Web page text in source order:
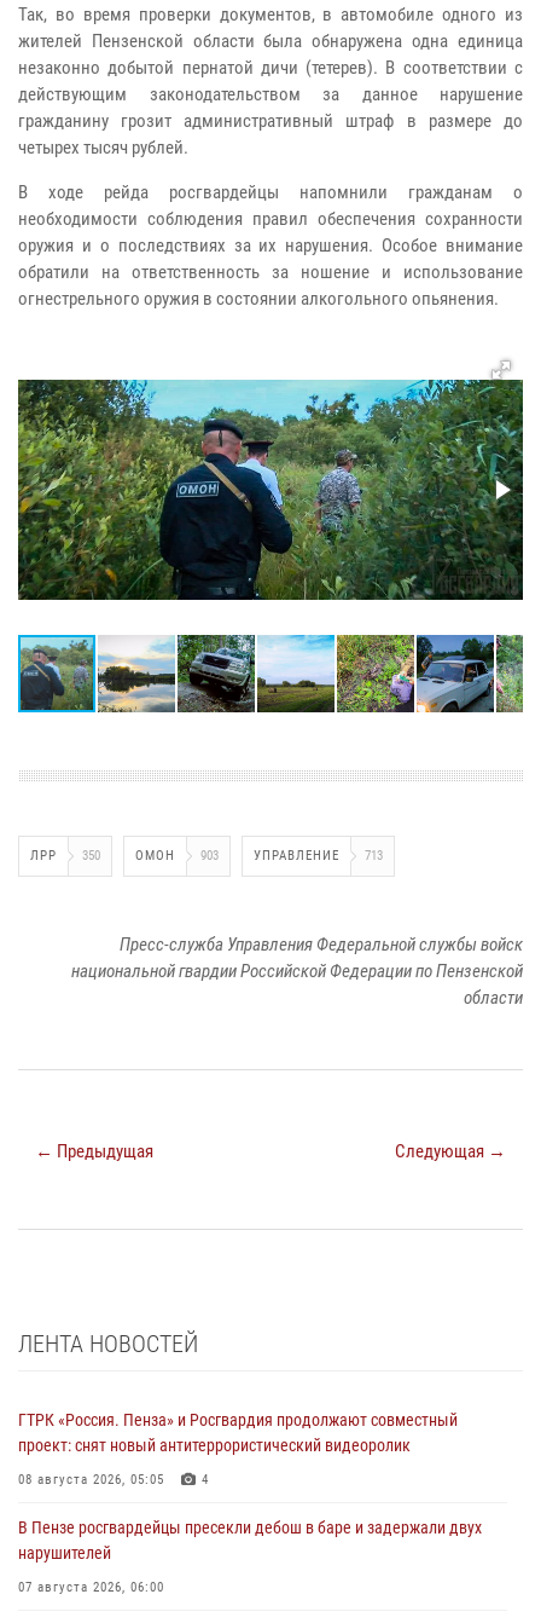
Так, во время проверки документов, в автомобиле одного из
жителей Пензенской области была обнаружена одна единица
незаконно добытой пернатой дичи (тетерев). В соответствии с
действующим законодательством за данное нарушение
гражданину грозит административный штраф в размере до
четырех тысяч рублей.
В ходе рейда росгвардейцы напомнили гражданам о
необходимости соблюдения правил обеспечения сохранности
оружия и о последствиях за их нарушения. Особое внимание
обратили на ответственность за ношение и использование
огнестрельного оружия в состоянии алкогольного опьянения.
ЛРР 350 ОМОН 903 УПРАВЛЕНИЕ 713
Пресс-служба Управления Федеральной службы войск
национальной гвардии Российской Федерации по Пензенской
области
← Предыдущая Следующая →
ЛЕНТА НОВОСТЕЙ
ГТРК «Россия. Пенза» и Росгвардия продолжают совместный
проект: снят новый антитеррористический видеоролик
08 августа 2026, 05:05 4
В Пензе росгвардейцы пресекли дебош в баре и задержали двух
нарушителей
07 августа 2026, 06:00